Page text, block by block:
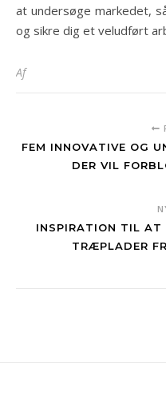
at undersøge markedet,
og sikre dig et veludført
Af
FEM INNOVATIVE OG
DER VIL
INSPIRATION TIL AT
TRÆPLADER